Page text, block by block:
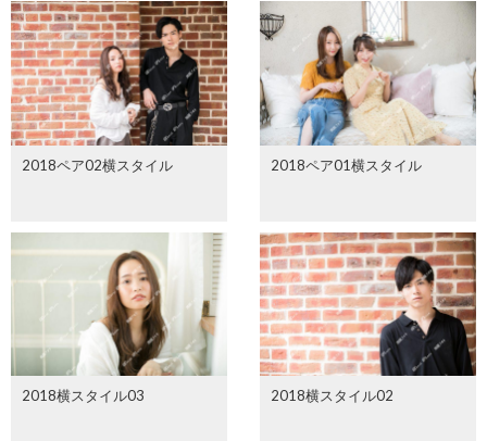
2018ペア02横スタイル 2018ペア01横スタイル
2018横スタイル03 2018横スタイル02